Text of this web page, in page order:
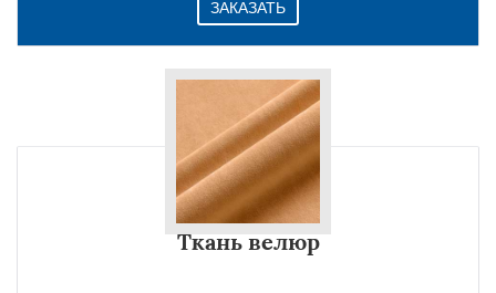
ЗАКАЗАТЬ
Ткань велюр